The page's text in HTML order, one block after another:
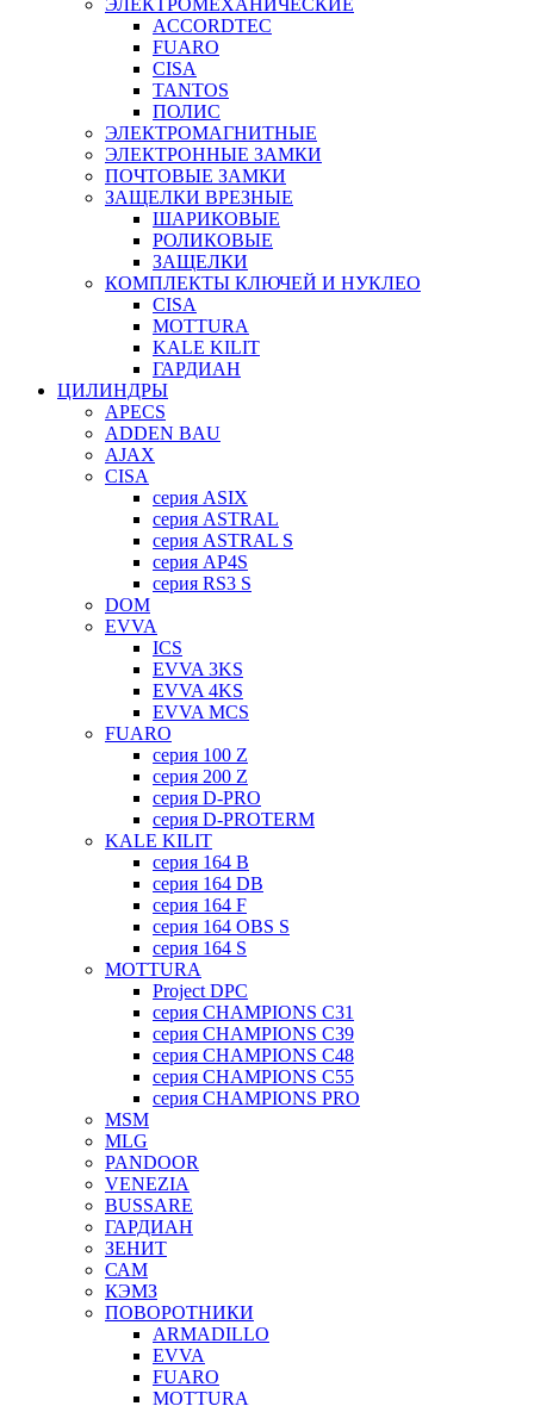
ACCORDTEC
FUARO
CISA
TANTOS
ПОЛИС
ЭЛЕКТРОМАГНИТНЫЕ
ЭЛЕКТРОННЫЕ ЗАМКИ
ПОЧТОВЫЕ ЗАМКИ
ЗАЩЕЛКИ ВРЕЗНЫЕ
ШАРИКОВЫЕ
РОЛИКОВЫЕ
ЗАЩЕЛКИ
КОМПЛЕКТЫ КЛЮЧЕЙ И НУКЛЕО
CISA
MOTTURA
KALE KILIT
ГАРДИАН
ЦИЛИНДРЫ
APECS
ADDEN BAU
AJAX
CISA
серия ASIX
серия ASTRAL
серия ASTRAL S
серия AP4S
серия RS3 S
DOM
EVVA
ICS
EVVA 3KS
EVVA 4KS
EVVA MCS
FUARO
серия 100 Z
серия 200 Z
серия D-PRO
серия D-PROTERM
KALE KILIT
серия 164 B
серия 164 DB
серия 164 F
серия 164 OBS S
серия 164 S
MOTTURA
Project DPC
серия CHAMPIONS C31
серия CHAMPIONS C39
серия CHAMPIONS C48
серия CHAMPIONS C55
серия CHAMPIONS PRO
MSM
MLG
PANDOOR
VENEZIA
BUSSARE
ГАРДИАН
ЗЕНИТ
САМ
КЭМЗ
ПОВОРОТНИКИ
ARMADILLO
EVVA
FUARO
MOTTURA